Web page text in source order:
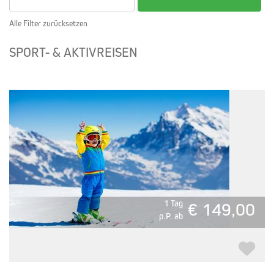
Alle Filter zurücksetzen
SPORT- & AKTIVREISEN
1 Tag
p.P. ab € 149,00